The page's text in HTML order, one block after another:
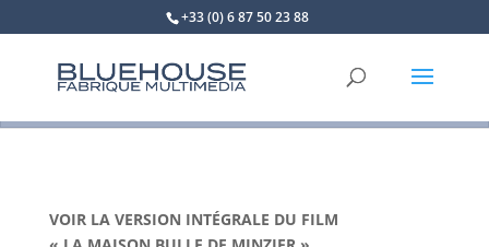
+33 (0) 6 87 50 23 88
VOIR LA VERSION INTÉGRALE DU FILM